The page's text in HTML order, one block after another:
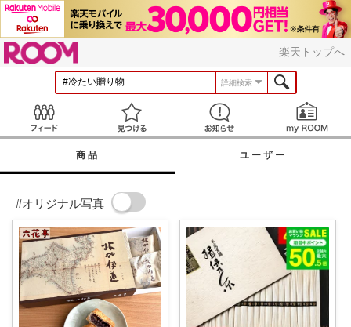
楽天トップへ
詳細検索
見つける お知らせ
商品 ユーザー
#オリジナル写真